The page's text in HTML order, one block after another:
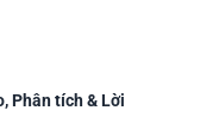
Phân tích & Lời